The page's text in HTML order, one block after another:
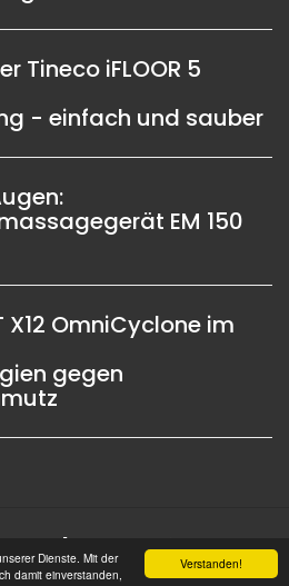
Verstanden!
Dienste. Mit der
damit einverstanden,
Tineco iFLOOR 5
- einfach und sauber
EM 150
X12 OmniCyclone im
gegen
|
Copyright © 2006 -
Alle Rechte vorbehalten